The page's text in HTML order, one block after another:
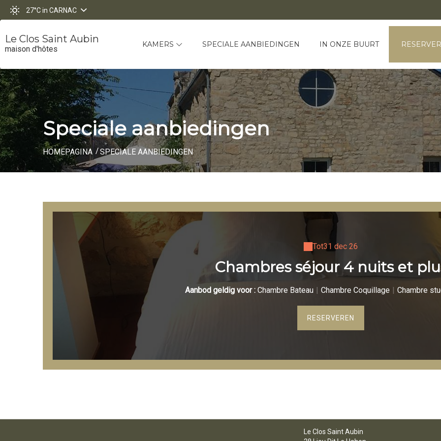
27°Cin CARNAC
Le Clos Saint Aubin
maison d'hôtes KAMERS SPECIALE AANBIEDINGEN IN ONZE BUURT
Speciale aanbiedingen
HOMEPAGINA SPECIALE AANBIEDINGEN
Tot31 dec 26
Chambres séjour 4 nuits et
Aanbod geldig voor : Chambre Bateau | Chambre Coquillage | Chambre
RESERVEREN
Le Clos Saint Aubin